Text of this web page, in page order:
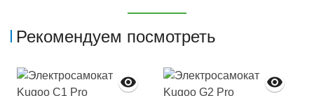
Рекомендуем посмотреть